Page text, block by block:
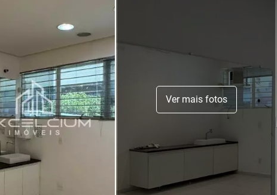
Ver mais fotos